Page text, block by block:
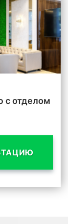
с отделом